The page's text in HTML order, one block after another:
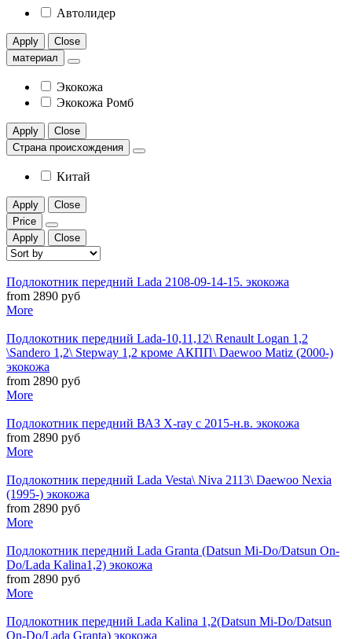
Автолидер
Apply
Close
материал
Экокожа
Экокожа Ромб
Apply
Close
Страна происхождения
Китай
Apply
Close
Price
Apply
Close
Подлокотник передний Lada 2108-09-14-15. экокожа
from 2890 руб
More
Подлокотник передний Lada-10,11,12\ Renault Logan 1,2
\Sandero 1,2\ Stepway 1,2 кроме АКПП\ Daewoo Matiz (2000-)
экокожа
from 2890 руб
More
Подлокотник передний ВАЗ X-ray с 2015-н.в. экокожа
from 2890 руб
More
Подлокотник передний Lada Vesta\ Niva 2113\ Daewoo Nexia
(1995-) экокожа
from 2890 руб
More
Подлокотник передний Lada Granta (Datsun Mi-Do/Datsun On-
Do/Lada Kalina1,2) экокожа
from 2890 руб
More
Подлокотник передний Lada Kalina 1,2(Datsun Mi-Do/Datsun
On-Do/Lada Granta) экокожа